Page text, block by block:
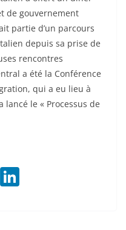
de gouvernement
partie d’un parcours
depuis sa prise de
rencontres
a été la Conférence
qui a eu lieu à
le « Processus de
C